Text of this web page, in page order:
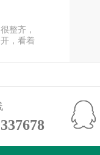
整齐，
，看着